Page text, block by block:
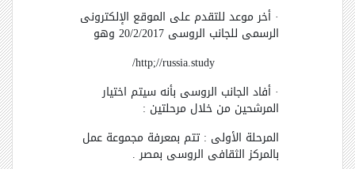
· أخر موعد للتقدم على الموقع الإلكترونى
الرسمى للجانب الروسى 20/2/2017 وهو
http;//russia.study
/
· أفاد الجانب الروسى بأنه سيتم اختيار
المرشحين من خلال مرحلتين :
المرحلة الأولى : تتم بمعرفة مجموعة عمل
بالمركز الثقافى الروسى بمصر .